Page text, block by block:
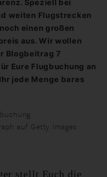
Speziell bei
weiten Flugstrecken
einen großen
aus. Wir wollen
Blogbeitrag 7
Eure Flugbuchung an
jede Menge bares
auf Getty Images
stellt Euch die